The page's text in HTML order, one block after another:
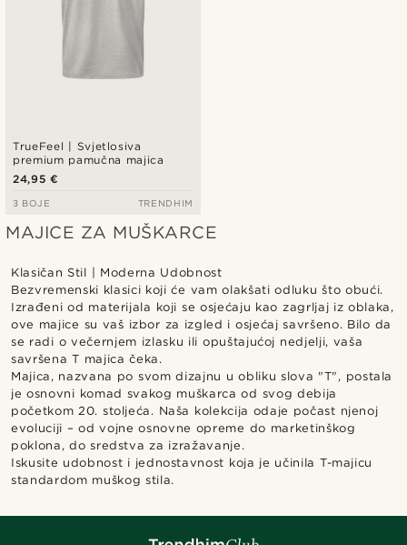
TrueFeel | Svjetlosiva
premium pamučna majica
24,95 €
3 BOJE TRENDHIM
MAJICE ZA MUŠKARCE
Klasičan Stil | Moderna Udobnost
Bezvremenski klasici koji će vam olakšati odluku što obući.
Izrađeni od materijala koji se osjećaju kao zagrljaj iz oblaka,
ove majice su vaš izbor za izgled i osjećaj savršeno. Bilo da
se radi o večernjem izlasku ili opuštajućoj nedjelji, vaša
savršena T majica čeka.
Majica, nazvana po svom dizajnu u obliku slova "T", postala
je osnovni komad svakog muškarca od svog debija
početkom 20. stoljeća. Naša kolekcija odaje počast njenoj
evoluciji – od vojne osnovne opreme do marketinškog
poklona, do sredstva za izražavanje.
Iskusite udobnost i jednostavnost koja je učinila T-majicu
standardom muškog stila.